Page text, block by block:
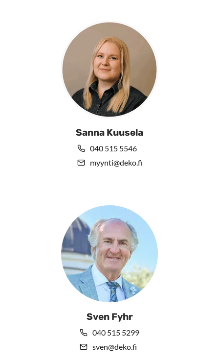
Sanna Kuusela
040 515 5546
myynti@deko.fi
Sven Fyhr
040 515 5299
sven@deko.fi